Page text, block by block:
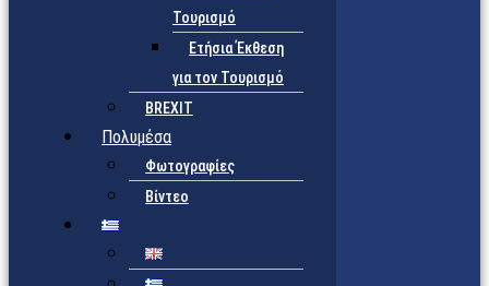
Τουρισμό
Ετήσια Έκθεση
για τον Τουρισμό
BREXIT
Πολυμέσα
Φωτογραφίες
Βίντεο